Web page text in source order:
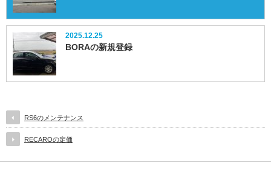
2025.12.25
BORAの新規登録
RS6のメンテナンス
RECAROの定価